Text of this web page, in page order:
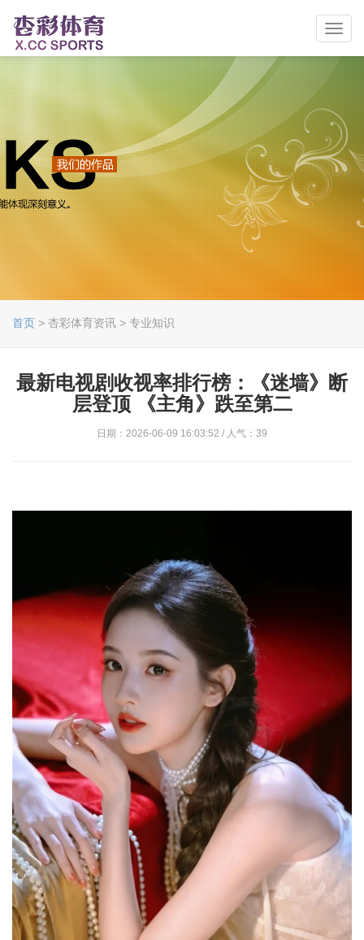
首页 > 杏彩体育资讯 > 专业知识
最新电视剧收视率排行榜：《迷墙》断
层登顶 《主角》跌至第二
日期：2026-06-09 16:03:52 / 人气：39